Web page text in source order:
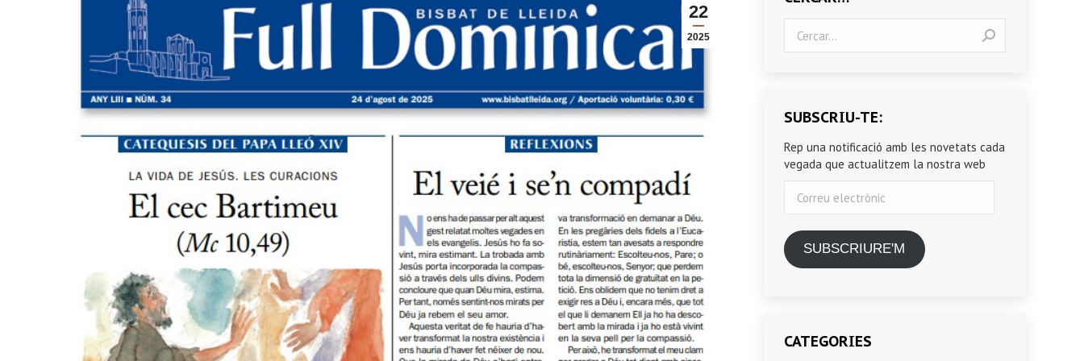
22
2025
SUBSCRIU-TE:
Rep una notificació amb les novetats cada
vegada que actualitzem la nostra web
electrònic
SUBSCRIURE'M
CATEGORIES